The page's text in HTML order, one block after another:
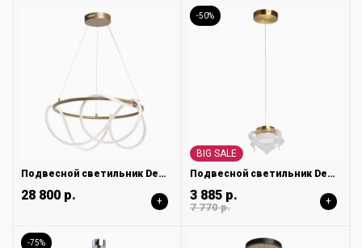
Подвесной светильник DeMarkt Толедо 312013201
28 800 р. +
-50%
BIG SALE
Подвесной светильник DeMarkt Ауксис 722012101
3 885 р.
7 770 р. +
-75%